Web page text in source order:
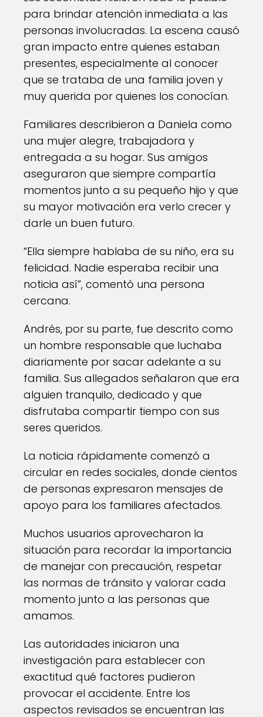
para brindar atención inmediata a las
personas involucradas. La escena causó
gran impacto entre quienes estaban
presentes, especialmente al conocer
que se trataba de una familia joven y
muy querida por quienes los conocían.
Familiares describieron a Daniela como
una mujer alegre, trabajadora y
entregada a su hogar. Sus amigos
aseguraron que siempre compartía
momentos junto a su pequeño hijo y que
su mayor motivación era verlo crecer y
darle un buen futuro.
“Ella siempre hablaba de su niño, era su
felicidad. Nadie esperaba recibir una
noticia así”, comentó una persona
cercana.
Andrés, por su parte, fue descrito como
un hombre responsable que luchaba
diariamente por sacar adelante a su
familia. Sus allegados señalaron que era
alguien tranquilo, dedicado y que
disfrutaba compartir tiempo con sus
seres queridos.
La noticia rápidamente comenzó a
circular en redes sociales, donde cientos
de personas expresaron mensajes de
apoyo para los familiares afectados.
Muchos usuarios aprovecharon la
situación para recordar la importancia
de manejar con precaución, respetar
las normas de tránsito y valorar cada
momento junto a las personas que
amamos.
Las autoridades iniciaron una
investigación para establecer con
exactitud qué factores pudieron
provocar el accidente. Entre los
aspectos revisados se encuentran las